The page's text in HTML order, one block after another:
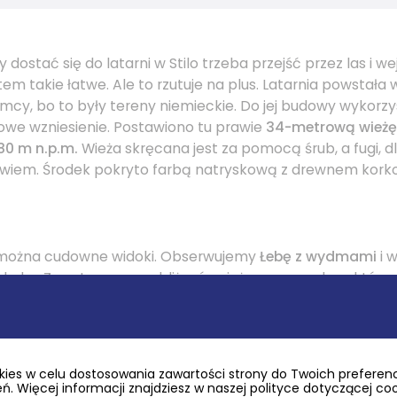
dostać się do latarni w Stilo trzeba przejść przez las i
takie łatwe. Ale to rzutuje na plus. Latarnia powstała
bo to były tereny niemieckie. Do jej budowy
wzniesienie. Postawiono tu prawie 34-metrową
m n.p.m. Wieża skręcana jest za pomocą śrub, a fugi,
Środek pokryto farbą natryskową z drewnem
cudowne widoki. ObserwujemyŁebę z wydmami i
Zresztą my w pobliżu również mamy wydmy, które
lornetkę, ale w nocy, przy dobrej widoczności widzimy
w celu dostosowania zawartości strony do Twoich
Więcej informacji znajdziesz w naszej polityce dotyczącej